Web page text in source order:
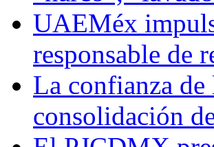
UAEMéx
responsable de
La confianza
consolidación